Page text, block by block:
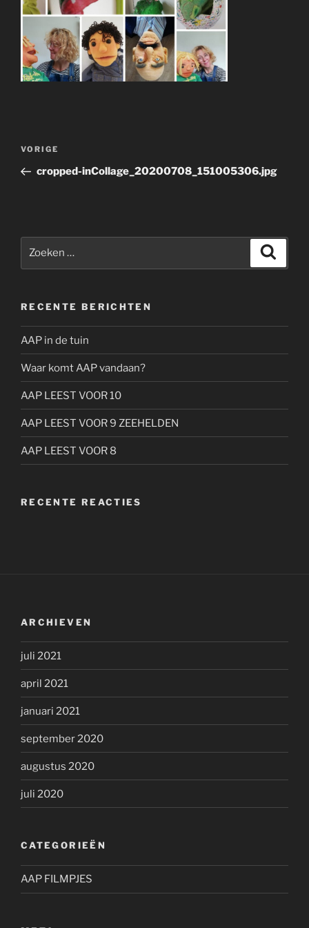
Bericht
Vorig
bericht
VORIGE
cropped-inCollage_20200708_151005306.jpg
RECENTE BERICHTEN
AAP in de tuin
Waar komt AAP vandaan?
AAP LEEST VOOR 10
AAP LEEST VOOR 9 ZEEHELDEN
AAP LEEST VOOR 8
RECENTE REACTIES
ARCHIEVEN
juli 2021
april 2021
januari 2021
september 2020
augustus 2020
juli 2020
CATEGORIEËN
AAP FILMPJES